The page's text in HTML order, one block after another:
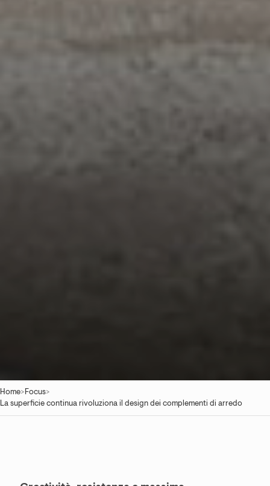
Home> Focus>
La superficie continua rivoluziona il design dei complementi di arredo